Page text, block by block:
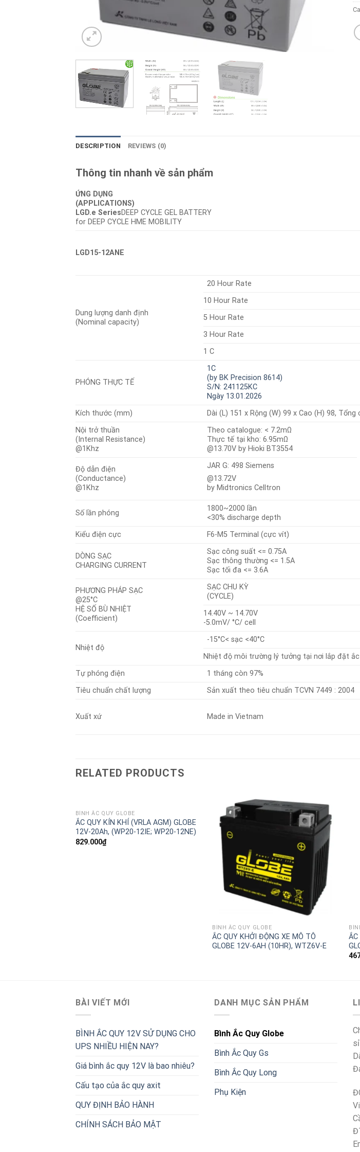
DESCRIPTION REVIEWS (0)
Thông tin nhanh về sản phẩm
ỨNG DỤNG
(APPLICATIONS)
LGD.e SeriesDEEP CYCLE GEL BATTERY
for DEEP CYCLE HME MOBILITY
LGD15-12ANE
Dung lượng danh định
(Nominal capacity)
20 Hour Rate
10 Hour Rate
5 Hour Rate
3 Hour Rate
1 C
PHÓNG THỰC TẾ
1C
(by BK Precision 8614)
S/N: 241125KC
Ngày 13.01.2026
Kích thước (mm)
Dài (L) 151 x Rộng (W) 99 x Cao (H) 98,
Nội trở thuần
(Internal Resistance)
@1Khz
Theo catalogue: < 7.2mΩ
Thực tế tại kho: 6.95mΩ
@13.70V by Hioki BT3554
Độ dẫn điện
(Conductance)
@1Khz
JAR G: 498 Siemens
@13.72V
by Midtronics Celltron
Số lần phóng
1800~2000 lần
<30% discharge depth
Kiểu điện cực F6-M5 Terminal (cực vít)
DÒNG SẠC
CHARGING CURRENT
Sạc công suất <= 0.75A
Sạc thông thường <= 1.5A
Sạc tối đa <= 3.6A
PHƯƠNG PHÁP SẠC
@25°C
HỆ SỐ BÙ NHIỆT
(Coefficient)
SẠC CHU KỲ
(CYCLE)
14.40V ~ 14.70V
-5.0mV/ °C/ cell
Nhiệt độ
-15°C< sạc <40°C
Nhiệt độ môi trường lý tưởng tại nơi lắp đặt ắc
Tự phóng điện
1 tháng còn 97%
Tiêu chuẩn chất lượng
Sản xuất theo tiêu chuẩn TCVN 7449 : 2004
Xuất xứ Made in Vietnam
RELATED PRODUCTS
BÌNH ẮC QUY GLOBE
ẮC QUY KÍN KHÍ (VRLA AGM) GLOBE
12V-20Ah, (WP20-12IE; WP20-12NE)
829.000₫
BÌNH ẮC QUY GLOBE
ẮC QUY KHỞI ĐỘNG XE MÔ TÔ
GLOBE 12V-6AH (10HR), WTZ6V-E
ẮC
BÀI VIẾT MỚI
BÌNH ẮC QUY 12V SỬ DỤNG CHO
UPS NHIỀU HIỆN NAY?
Giá bình ắc quy 12V là bao nhiêu?
Cấu tạo của ắc quy axit
QUY ĐỊNH BẢO HÀNH
CHÍNH SÁCH BẢO MẬT
DANH MỤC SẢN PHẨM
Bình Ắc Quy Globe
Bình Ắc Quy Gs
Bình Ắc Quy Long
Phụ Kiện